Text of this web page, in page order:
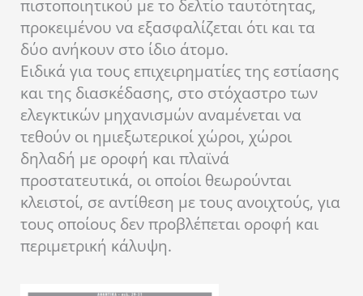
πιστοποιητικού με το δελτίο ταυτότητας,
προκειμένου να εξασφαλίζεται ότι και τα
δύο ανήκουν στο ίδιο άτομο.
Ειδικά για τους επιχειρηματίες της εστίασης
και της διασκέδασης, στο στόχαστρο των
ελεγκτικών μηχανισμών αναμένεται να
τεθούν οι ημιεξωτερικοί χώροι, χώροι
δηλαδή με οροφή και πλαϊνά
προστατευτικά, οι οποίοι θεωρούνται
κλειστοί, σε αντίθεση με τους ανοιχτούς, για
τους οποίους δεν προβλέπεται οροφή και
περιμετρική κάλυψη.